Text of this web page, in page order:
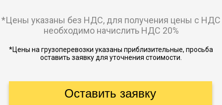
*Цены указаны без НДС, для получения цены с НДС
необходимо начислить НДС 20%
*Цены на грузоперевозки указаны приблизительные, просьба
оставить заявку для уточнения стоимости.